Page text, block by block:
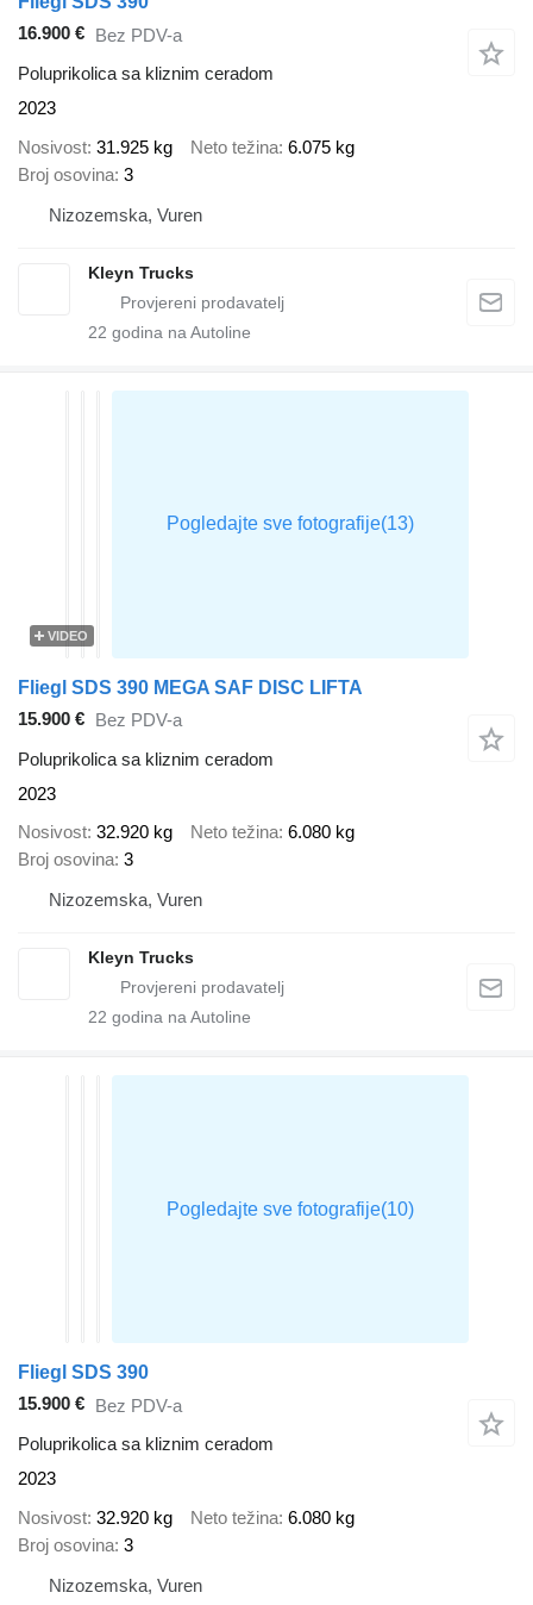
16.900 € Bez PDV-a
Poluprikolica sa kliznim ceradom
2023
Nosivost 31.925 kg Neto težina 6.075 kg
Broj osovina 3
Nizozemska, Vuren
Kleyn Trucks
22 godina na Autoline
VIDEO
Fliegl SDS 390 MEGA SAF DISC LIFTA
15.900 € Bez PDV-a
Poluprikolica sa kliznim ceradom
2023
Nosivost 32.920 kg Neto težina 6.080 kg
Broj osovina 3
Nizozemska, Vuren
Kleyn Trucks
22 godina na Autoline
Fliegl SDS 390
15.900 € Bez PDV-a
Poluprikolica sa kliznim ceradom
2023
Nosivost 32.920 kg Neto težina 6.080 kg
Broj osovina 3
Nizozemska, Vuren